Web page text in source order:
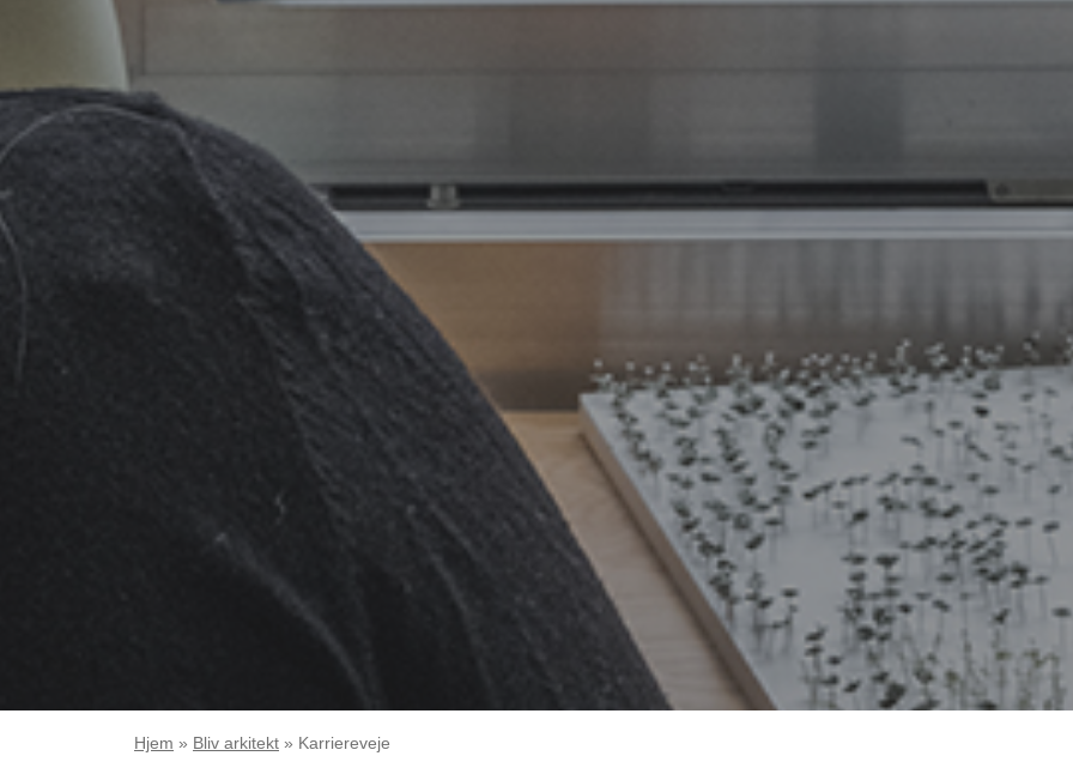
Hjem » Bliv arkitekt » Karriereveje